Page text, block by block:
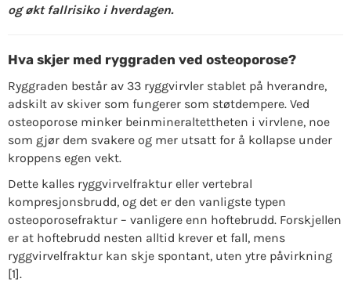
og økt fallrisiko i hverdagen.
Hva skjer med ryggraden ved osteoporose?
Ryggraden består av 33 ryggvirvler stablet på hverandre,
adskilt av skiver som fungerer som støtdempere. Ved
osteoporose minker beinmineraltettheten i virvlene, noe
som gjør dem svakere og mer utsatt for å kollapse under
kroppens egen vekt.
Dette kalles ryggvirvelfraktur eller vertebral
kompresjonsbrudd, og det er den vanligste typen
osteoporosefraktur – vanligere enn hoftebrudd. Forskjellen
er at hoftebrudd nesten alltid krever et fall, mens
ryggvirvelfraktur kan skje spontant, uten ytre påvirkning
[1].